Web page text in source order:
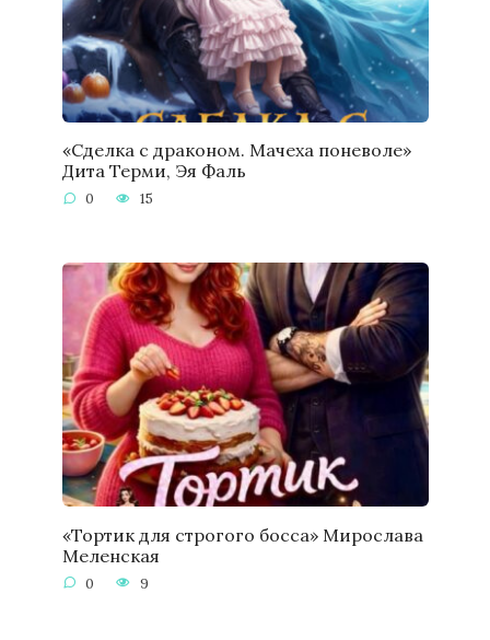
«Сделка с драконом. Мачеха поневоле»
Дита Терми, Эя Фаль
0 15
«Тортик для строгого босса» Мирослава
Меленская
0 9